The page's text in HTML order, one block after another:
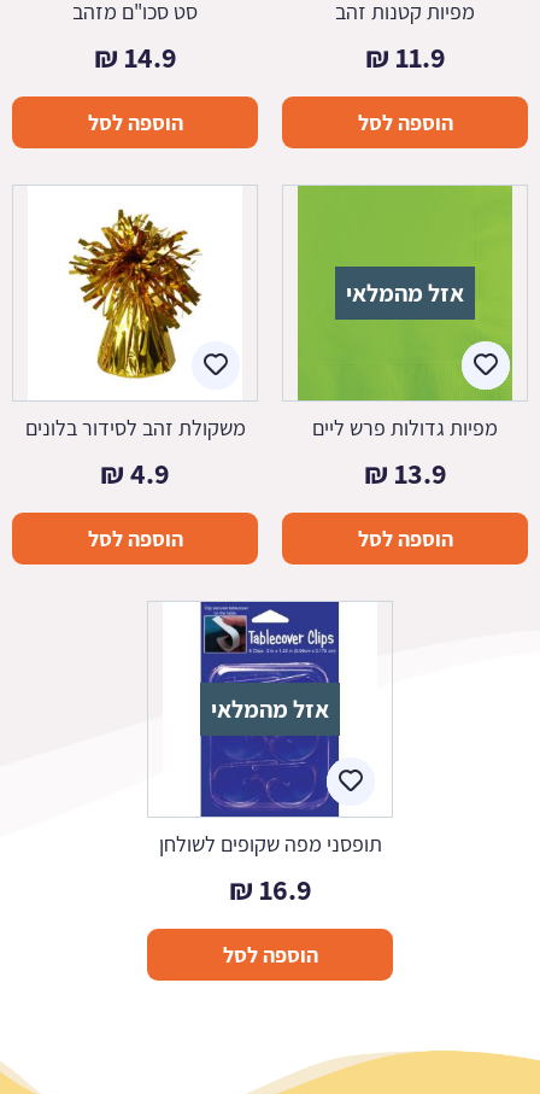
מפיות קטנות זהב
11.9
₪
הוספה לסל
סט סכו"ם מזהב
14.9
₪
הוספה לסל
אזל מהמלאי
מפיות גדולות פרש ליים
13.9
₪
הוספה לסל
משקולת זהב לסידור בלונים
4.9
₪
הוספה לסל
אזל מהמלאי
תופסני מפה שקופים לשולחן
16.9
₪
הוספה לסל